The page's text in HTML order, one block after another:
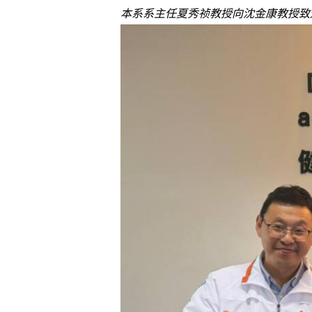
本系系主任夏秀祯教授向沈金康教授